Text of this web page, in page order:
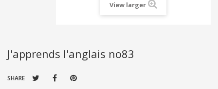
View larger
J'apprends l'anglais no83
SHARE